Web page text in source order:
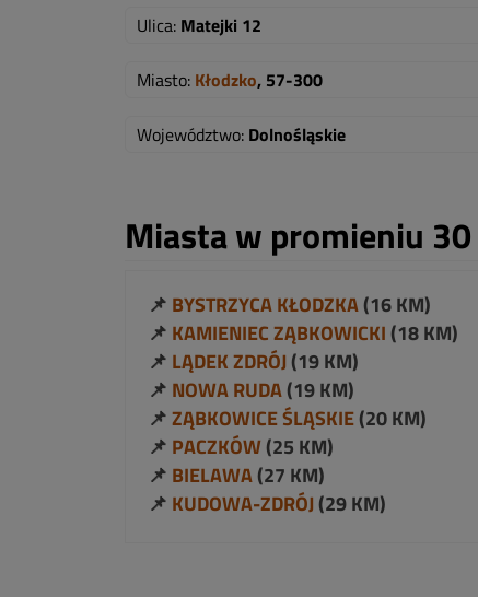
Ulica: Matejki 12
Miasto: Kłodzko, 57-300
Województwo: Dolnośląskie
Miasta w promieniu
📌 BYSTRZYCA KŁODZKA(16 KM)
📌 KAMIENIEC ZĄBKOWICKI(18 KM)
📌 LĄDEK ZDRÓJ(19 KM)
📌 NOWA RUDA(19 KM)
📌ZĄBKOWICE ŚLĄSKIE(20 KM)
📌 PACZKÓW(25 KM)
📌 BIELAWA(27 KM)
📌 KUDOWA-ZDRÓJ(29 KM)